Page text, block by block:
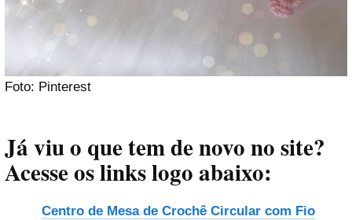
Foto: Pinterest
Já viu o que tem de novo no site?
Acesse os links logo abaixo:
Centro de Mesa de Crochê Circular com Fio